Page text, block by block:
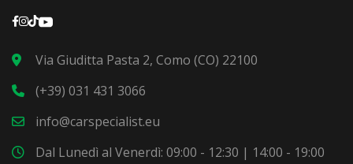
Via Giuditta Pasta 2, Como (CO) 22100
(+39) 031 431 3066
info@carspecialist.eu
Dal Lunedì al Venerdì: 09:00 - 12:30 | 14:00 - 19:00